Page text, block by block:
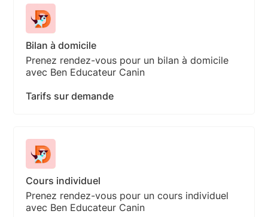
Bilan à domicile
Prenez rendez-vous pour un bilan à domicile
avec Ben Educateur Canin
Tarifs sur demande
Cours individuel
Prenez rendez-vous pour un cours individuel
avec Ben Educateur Canin